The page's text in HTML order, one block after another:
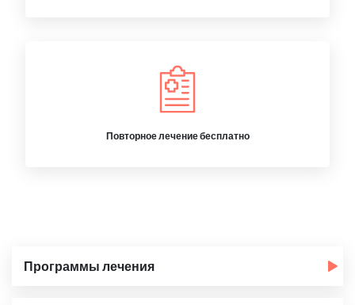
Повторное лечение бесплатно
Программы лечения